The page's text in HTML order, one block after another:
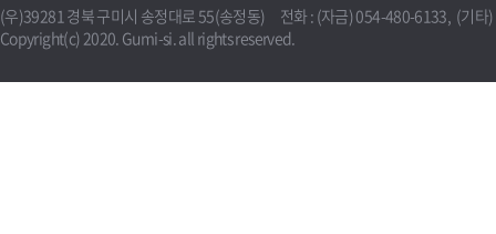
(우)39281 경북 구미시 송정대로 55(송정동) 전화 : (자금) 054-480-6133, (기타
Copyright(c) 2020. Gumi-si. all rights reserved.